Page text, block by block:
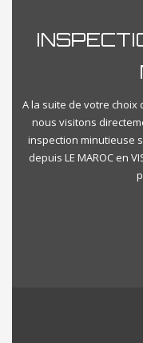
A la suite de votre
nous visitons
inspection minutieuse
depuis LE MAROC en